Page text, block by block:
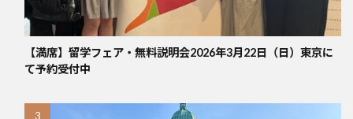
【満席】留学フェア・無料説明会2026年3月22日（日）東京に
て予約受付中